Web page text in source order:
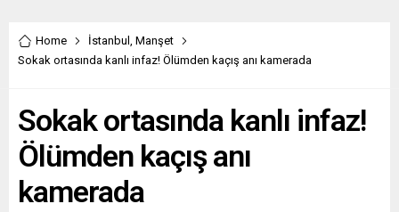
Home İstanbul
Manşet
Sokak ortasında kanlı infaz! Ölümden kaçış anı kamerada
Sokak ortasında kanlı infaz!
Ölümden kaçış anı
kamerada